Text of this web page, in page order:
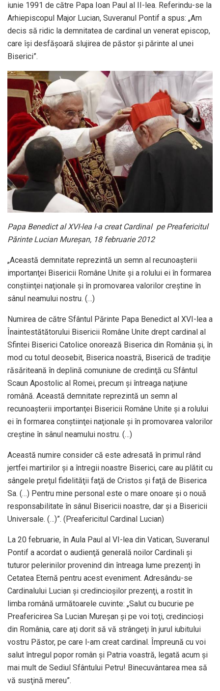
iunie 1991 de către Papa Ioan Paul al II-lea. Referindu-se la
Arhiepiscopul Major Lucian, Suveranul Pontif a spus: „Am
decis să ridic la demnitatea de cardinal un venerat episcop,
care îşi desfăşoară slujirea de păstor şi părinte al unei
Biserici”.
Papa Benedict al XVI-lea l-a creat Cardinal pe Preafericitul
Părinte Lucian Mureșan, 18 februarie 2012
„Această demnitate reprezintă un semn al recunoaşterii
importanţei Bisericii Române Unite şi a rolului ei în formarea
conştiinţei naţionale şi în promovarea valorilor creştine în
sânul neamului nostru. (…)
Numirea de către Sfântul Părinte Papa Benedict al XVI-lea a
Înaintestătătorului Bisericii Române Unite drept cardinal al
Sfintei Biserici Catolice onorează Biserica din România şi, în
mod cu totul deosebit, Biserica noastră, Biserică de tradiţie
răsăriteană în deplină comuniune de credinţă cu Sfântul
Scaun Apostolic al Romei, precum şi întreaga naţiune
română. Această demnitate reprezintă un semn al
recunoaşterii importanţei Bisericii Române Unite şi a rolului
ei în formarea conştiinţei naţionale şi în promovarea valorilor
creştine în sânul neamului nostru. (…)
Această numire consider că este adresată în primul rând
jertfei martirilor şi a întregii noastre Biserici, care au plătit cu
sângele preţul fidelităţii faţă de Cristos şi faţă de Biserica
Sa. (…) Pentru mine personal este o mare onoare şi o nouă
responsabilitate în sânul Bisericii noastre, dar şi a Bisericii
Universale. (…)”. (Preafericitul Cardinal Lucian)
La 20 februarie, în Aula Paul al VI-lea din Vatican, Suveranul
Pontif a acordat o audienţă generală noilor Cardinali şi
tuturor pelerinilor provenind din întreaga lume prezenţi în
Cetatea Eternă pentru acest eveniment. Adresându-se
Cardinalului Lucian şi credincioşilor prezenţi, a rostit în
limba română următoarele cuvinte: „Salut cu bucurie pe
Preafericirea Sa Lucian Mureşan şi pe voi toţi, credincioşi
din România, care aţi dorit să vă strângeţi în jurul iubitului
vostru Păstor, pe care l-am creat cardinal. Împreună cu voi
salut întregul popor român şi Patria voastră, legată acum şi
mai mult de Sediul Sfântului Petru! Binecuvântarea mea să
vă susţină mereu”.